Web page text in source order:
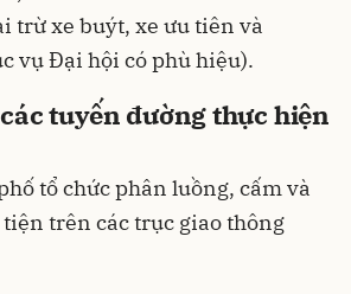
trừ xe buýt, xe ưu tiên và
vụ Đại hội có phù hiệu).
tuyến đường thực hiện
tổ chức phân luồng, cấm và
trên các trục giao thông